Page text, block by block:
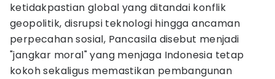
ketidakpastian global yang ditandai konflik
geopolitik, disrupsi teknologi hingga ancaman
perpecahan sosial, Pancasila disebut menjadi
"jangkar moral" yang menjaga Indonesia tetap
kokoh sekaligus memastikan pembangunan